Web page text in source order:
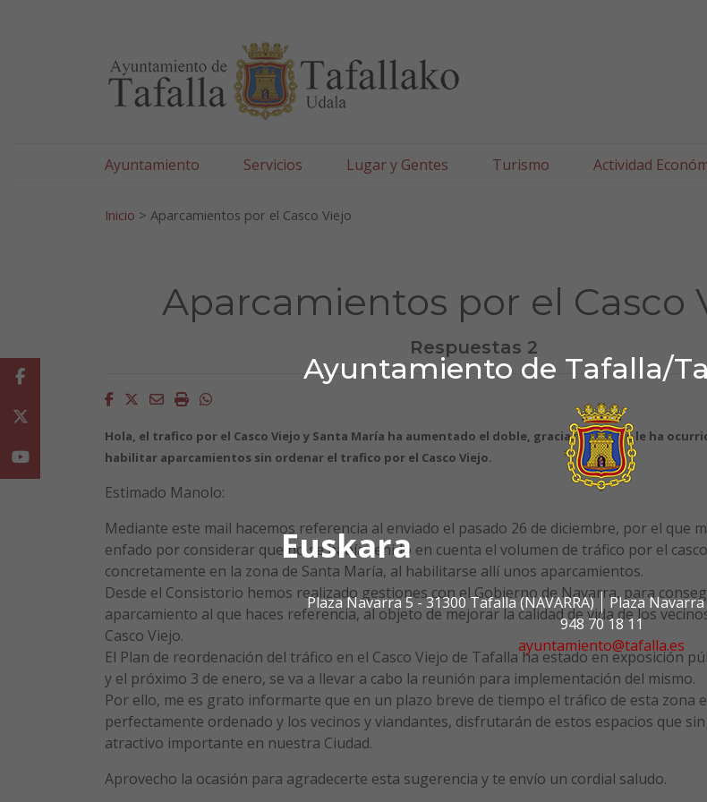
Ayuntamiento de Tafalla/
Euskara
Plaza Navarra 5 - 31300 Tafalla (NAVARRA)
Plaza Navarra
948 70 18 11
ayuntamiento@tafalla.es
Ayuntamiento Servicios Lugar y Gentes Turismo Actividad
Inicio > Aparcamientos por el Casco Viejo
Aparcamientos por el Casco
Respuestas 2
Facebook
Twitter
EmailImprimirWhatsapp
Hola, el trafico por el Casco Viejo y Santa María ha aumentado el doble, gracias al que se le ha
habilitar aparcamientos sin ordenar el trafico por el Casco Viejo.
Estimado Manolo:
Mediante este mail hacemos referencia al enviado el pasado 26 de diciembre, por el que
enfado por considerar que no se había tenido en cuenta el volumen de tráfico por el
concretamente en la zona de Santa María, al habilitarse allí unos aparcamientos.
Desde el Consistorio hemos realizado gestiones con el Gobierno de Navarra, para
aparcamiento al que haces referencia, al objeto de mejorar la calidad de vida de los
Casco Viejo.
El Plan de reordenación del tráfico en el Casco Viejo de Tafalla ha estado en exposición
y el próximo 3 de enero, se va a llevar a cabo la reunión para implementación del mismo.
Por ello, me es grato informarte que en un plazo breve de tiempo el tráfico de esta zona
perfectamente ordenado y los vecinos y viandantes, disfrutarán de estos espacios que
atractivo importante en nuestra Ciudad.
Aprovecho la ocasión para agradecerte esta sugerencia y te envío un cordial saludo.
Facebook
Youtube